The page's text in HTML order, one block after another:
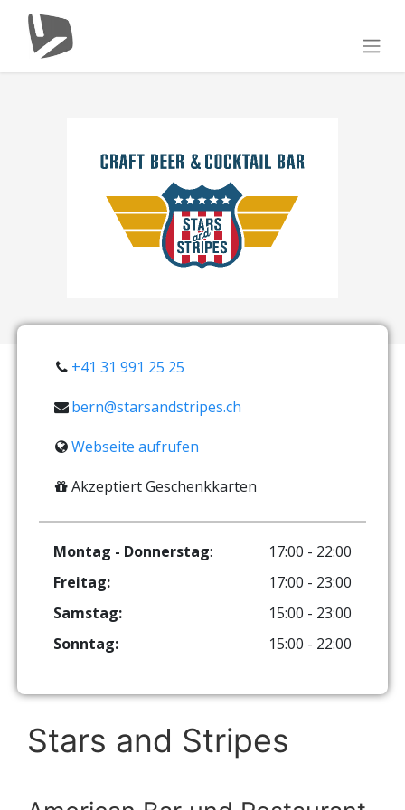
+41 31 991 25 25
bern@starsandstripes.ch
Webseite aufrufen
Akzeptiert Geschenkkarten
Montag - Donnerstag:
17:00 - 22:00
Freitag:
17:00 - 23:00
Samstag:
15:00 - 23:00
Sonntag:
15:00 - 22:00
Stars and Stripes